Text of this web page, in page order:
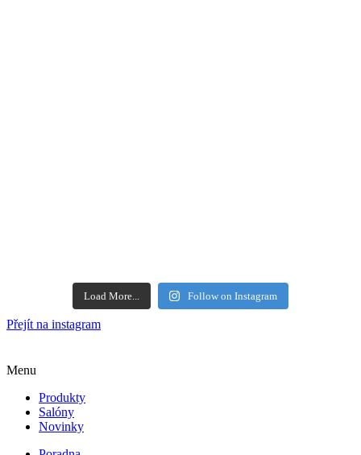
Load More... Follow on Instagram
Přejít na instagram
Menu
Produkty
Salóny
Novinky